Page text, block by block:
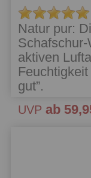
Natur pur:
aktiven
gut”.
UVP ab